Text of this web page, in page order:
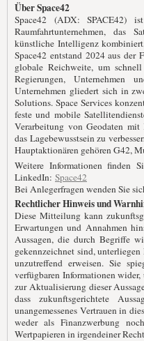
Über Space42
Space42 (ADX: SPACE42)
Raumfahrtunternehmen, das
künstliche Intelligenz
Space42 entstand 2024 aus
globale Reichweite, um
Regierungen, Unternehmen
Unternehmen gliedert sich in
Solutions. Space Services
feste und mobile
Verarbeitung von Geodaten mit
das Lagebewusstsein zu
Hauptaktionären gehören G42,
Weitere Informationen finden
LinkedIn: Space42
Bei Anlegerfragen wenden Sie
Rechtlicher Hinweis und
Diese Mitteilung kann
Erwartungen und Annahmen
Aussagen, die durch Begriffe
gekennzeichnet sind,
unzutreffend erweisen. Sie
verfügbaren Informationen
zur Aktualisierung dieser
dass zukunftsgerichtete
unangemessenes Vertrauen in
weder als Finanzwerbung
Wertpapieren in irgendeiner